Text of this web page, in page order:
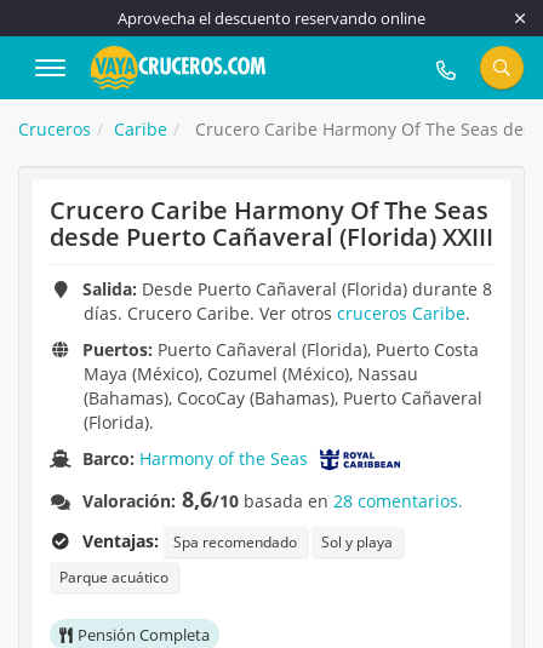
Aprovecha el descuento reservando online
917 815 555
Cruceros Caribe Crucero Caribe Harmony Of The Seas
Crucero Caribe Harmony Of The Seas
desde Puerto Cañaveral (Florida) XXIII
Salida: Desde Puerto Cañaveral (Florida) durante 8
días. Crucero Caribe. Ver otros cruceros Caribe.
Puertos: Puerto Cañaveral (Florida), Puerto Costa
Maya (México), Cozumel (México), Nassau
(Bahamas), CocoCay (Bahamas), Puerto Cañaveral
(Florida).
Barco: Harmony of the Seas
Valoración: 8,6/10 basada en28 comentarios.
Ventajas:
Spa recomendado
Sol y playa
Parque acuático
Pensión Completa